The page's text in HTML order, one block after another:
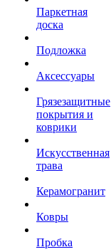
Паркетная
доска
Подложка
Аксессуары
Грязезащитные
покрытия и
коврики
Искусственная
трава
Керамогранит
Ковры
Пробка